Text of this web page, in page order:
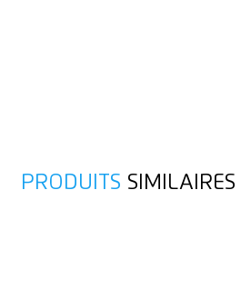
PRODUITS SIMILAIRES